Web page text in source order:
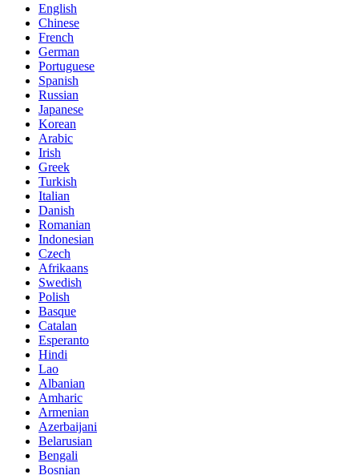
English
Chinese
French
German
Portuguese
Spanish
Russian
Japanese
Korean
Arabic
Irish
Greek
Turkish
Italian
Danish
Romanian
Indonesian
Czech
Afrikaans
Swedish
Polish
Basque
Catalan
Esperanto
Hindi
Lao
Albanian
Amharic
Armenian
Azerbaijani
Belarusian
Bengali
Bosnian